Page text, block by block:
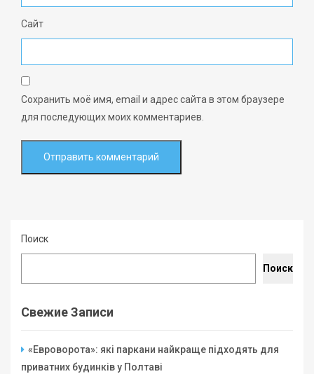
Сайт
Сохранить моё имя, email и адрес сайта в этом браузере
для последующих моих комментариев.
Поиск
Поиск
Свежие Записи
«Евроворота»: які паркани найкраще підходять для
приватних будинків у Полтаві